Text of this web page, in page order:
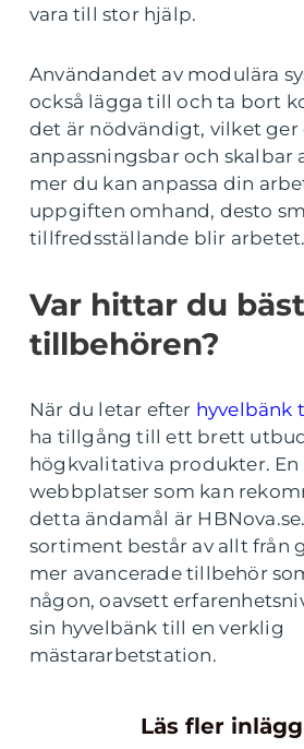
vara till stor hjälp.
Användandet av modulära
också lägga till och ta bort
det är nödvändigt, vilket ger
anpassningsbar och skalbar
mer du kan anpassa din
uppgiften omhand, desto
tillfredsställande blir arbetet.
Var hittar du
tillbehören?
När du letar efter hyvelbänk
ha tillgång till ett brett
högkvalitativa produkter. En
webbplatser som kan
detta ändamål är
sortiment består av allt från
mer avancerade tillbehör
någon, oavsett
sin hyvelbänk till en verklig
mästararbetstation.
Läs fler